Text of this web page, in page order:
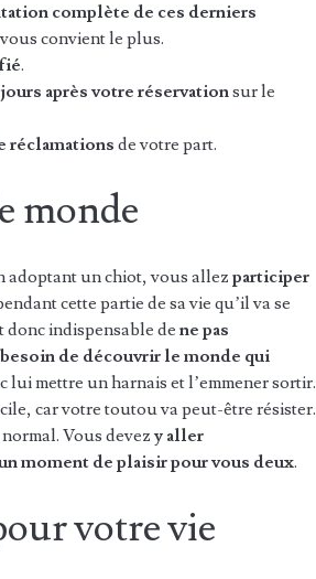
complète de ces derniers
convient le plus.
.
après votre réservationsur le
réclamationsde votre part.
monde
adoptant un chiot, vous allezparticiper
cette partie de sa vie qu’il va se
indispensable dene pas
besoin de découvrir le monde qui
lui mettre un harnais et l’emmener sortir.
car votre toutou va peut-être résister.
Vous devezy aller
moment de plaisir pour vous deux.
votre vie